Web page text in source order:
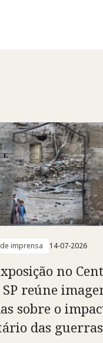
imprensa 14-07-2026
no
reúne
sobre o
das guerras